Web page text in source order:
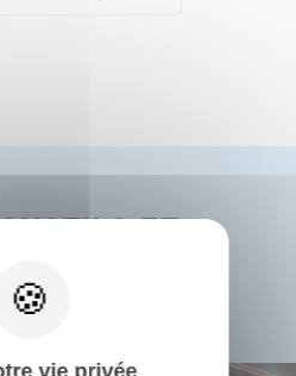
BOIS
vie privée